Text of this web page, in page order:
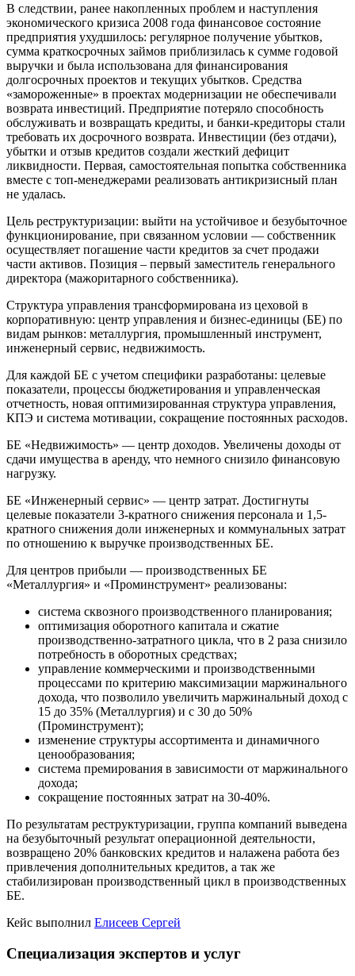
В следствии, ранее накопленных проблем и наступления
экономического кризиса 2008 года финансовое состояние
предприятия ухудшилось: регулярное получение убытков,
сумма краткосрочных займов приблизилась к сумме годовой
выручки и была использована для финансирования
долгосрочных проектов и текущих убытков. Средства
«замороженные» в проектах модернизации не обеспечивали
возврата инвестиций. Предприятие потеряло способность
обслуживать и возвращать кредиты, и банки-кредиторы стали
требовать их досрочного возврата. Инвестиции (без отдачи),
убытки и отзыв кредитов создали жесткий дефицит
ликвидности. Первая, самостоятельная попытка собственника
вместе с топ-менеджерами реализовать антикризисный план
не удалась.
Цель реструктуризации: выйти на устойчивое и безубыточное
функционирование, при связанном условии — собственник
осуществляет погашение части кредитов за счет продажи
части активов. Позиция – первый заместитель генерального
директора (мажоритарного собственника).
Структура управления трансформирована из цеховой в
корпоративную: центр управления и бизнес-единицы (БЕ) по
видам рынков: металлургия, промышленный инструмент,
инженерный сервис, недвижимость.
Для каждой БЕ с учетом специфики разработаны: целевые
показатели, процессы бюджетирования и управленческая
отчетность, новая оптимизированная структура управления,
КПЭ и система мотивации, сокращение постоянных расходов.
БЕ «Недвижимость» — центр доходов. Увеличены доходы от
сдачи имущества в аренду, что немного снизило финансовую
нагрузку.
БЕ «Инженерный сервис» — центр затрат. Достигнуты
целевые показатели 3-кратного снижения персонала и 1,5-
кратного снижения доли инженерных и коммунальных затрат
по отношению к выручке производственных БЕ.
Для центров прибыли — производственных БЕ
«Металлургия» и «Проминструмент» реализованы:
система сквозного производственного планирования;
оптимизация оборотного капитала и сжатие
производственно-затратного цикла, что в 2 раза снизило
потребность в оборотных средствах;
управление коммерческими и производственными
процессами по критерию максимизации маржинального
дохода, что позволило увеличить маржинальный доход с
15 до 35% (Металлургия) и с 30 до 50%
(Проминструмент);
изменение структуры ассортимента и динамичного
ценообразования;
система премирования в зависимости от маржинального
дохода;
сокращение постоянных затрат на 30-40%.
По результатам реструктуризации, группа компаний выведена
на безубыточный результат операционной деятельности,
возвращено 20% банковских кредитов и налажена работа без
привлечения дополнительных кредитов, а так же
стабилизирован производственный цикл в производственных
БЕ.
Кейс выполнил Елисеев Сергей
Специализация экспертов и услуг